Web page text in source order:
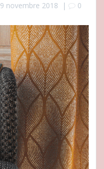
9 novembre 2018 | 0